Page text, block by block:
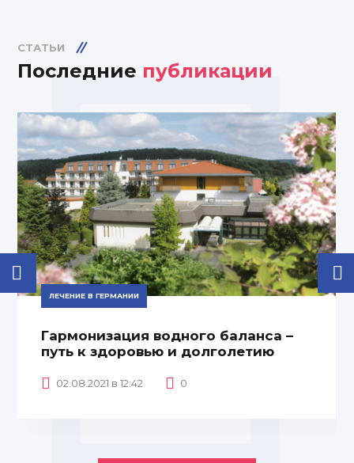
СТАТЬИ
Последние публикации
ЛЕЧЕНИЕ В ГЕРМАНИИ
Гармонизация водного баланса –
путь к здоровью и долголетию
02.08.2021 в 12:42 0